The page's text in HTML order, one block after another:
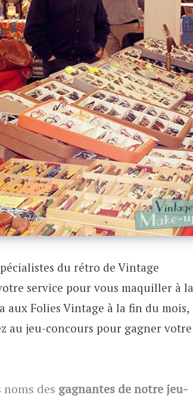
du rétro de Vintage
service pour vous maquiller à la
aux Folies Vintage à la fin du mois,
au jeu-concours pour gagner votre
des gagnantes de notre jeu-